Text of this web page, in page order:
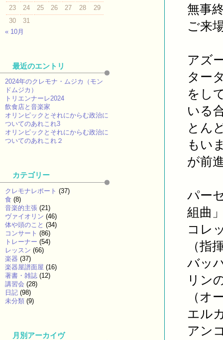
無事
ご来
アズ
ター
をし
いる
とん
もい
が前
パー
組曲
コレ
（指
バッ
リン
（オ
エル
アン
23
24 25 26 27 28
29
30
31
« 10月
最近のエントリ
2024年のクレモナ・ムジカ（モン
ドムジカ）
トリエンナーレ2024
飲食店と音楽家
オリンピックとそれにからむ政治に
ついてのあれこれ3
オリンピックとそれにからむ政治に
ついてのあれこれ２
カテゴリー
クレモナレポート (37)
食 (8)
音楽的主張 (21)
ヴァイオリン (46)
体や頭のこと (34)
コンサート (86)
トレーナー (54)
レッスン (66)
楽器 (37)
楽器屋譜面屋 (16)
著書・雑誌 (12)
講習会 (28)
日記 (98)
未分類 (9)
月別アーカイヴ